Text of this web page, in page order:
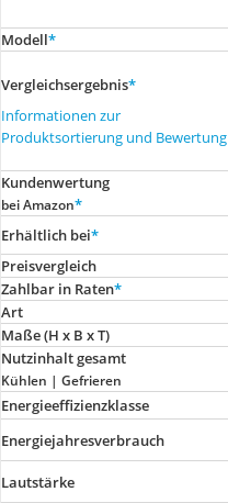
Modell*
Vergleichsergebnis*
Informationen zur
Produktsortierung und Bewertung
Kundenwertung
bei Amazon*
Erhältlich bei*
Preis­vergleich
Zahlbar in Raten*
Art
Maße (H x B x T)
Nutzinhalt gesamt
Kühlen | Gefrieren
Energieeffizienzklasse
Energiejahresverbrauch
Lautstärke